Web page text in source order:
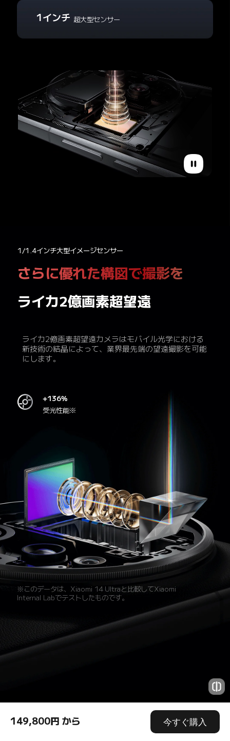
149,800円 から 今すぐ購入
1インチ 超大型センサー
1/1.4インチ大型イメージセンサー
さらに優れた構図で撮影を
ライカ2億画素超望遠
ライカ2億画素超望遠カメラはモバイル光学における
新技術の結晶によって、業界最先端の望遠撮影を可能
にします。
+136%
受光性能※
※このデータは、Xiaomi 14 Ultraと比較してXiaomi
Internal Labでテストしたものです。